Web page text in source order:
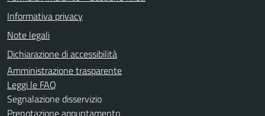
Informativa privacy
Note legali
Dichiarazione di accessibilità
Amministrazione trasparente
Leggi le FAQ
Segnalazione disservizio
Prenotazione appuntamento